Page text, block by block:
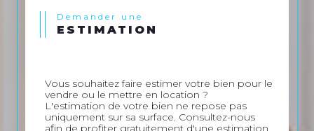
Demander une
ESTIMATION
Vous souhaitez faire estimer votre bien pour le
vendre ou le mettre en location ?
L'estimation de votre bien ne repose pas
uniquement sur sa surface. Consultez-nous
afin de profiter gratuitement d'une estimation